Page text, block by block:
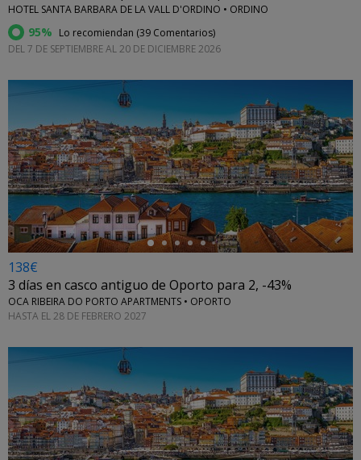
HOTEL SANTA BARBARA DE LA VALL D'ORDINO • ORDINO
95% Lo recomiendan (39 Comentarios)
DEL 7 DE SEPTIEMBRE AL 20 DE DICIEMBRE 2026
←
138€
3 días en casco antiguo de Oporto para 2, -43%
OCA RIBEIRA DO PORTO APARTMENTS • OPORTO
HASTA EL 28 DE FEBRERO 2027
←